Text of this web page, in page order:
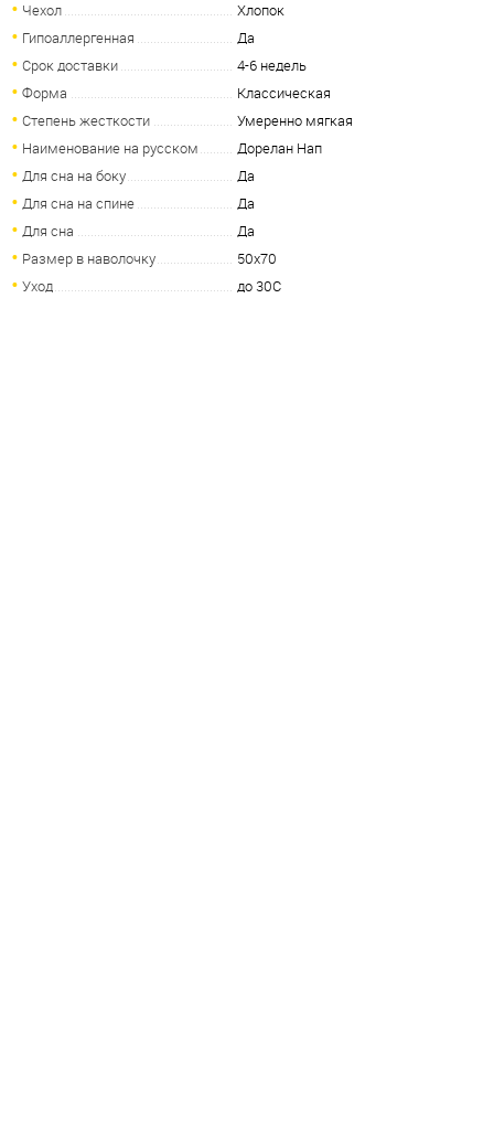
Чехол
Хлопок
Гипоаллергенная
Да
Срок доставки
4-6 недель
Форма
Классическая
Степень жесткости
Умеренно мягкая
Наименование на русском
Дорелан Нап
Для сна на боку
Да
Для сна на спине
Да
Для сна
Да
Размер в наволочку
50х70
Уход
до 30С